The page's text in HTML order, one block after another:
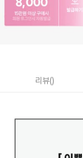
리뷰()